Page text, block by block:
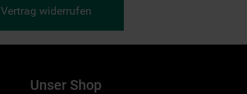
Vertrag widerrufen
Unser Shop